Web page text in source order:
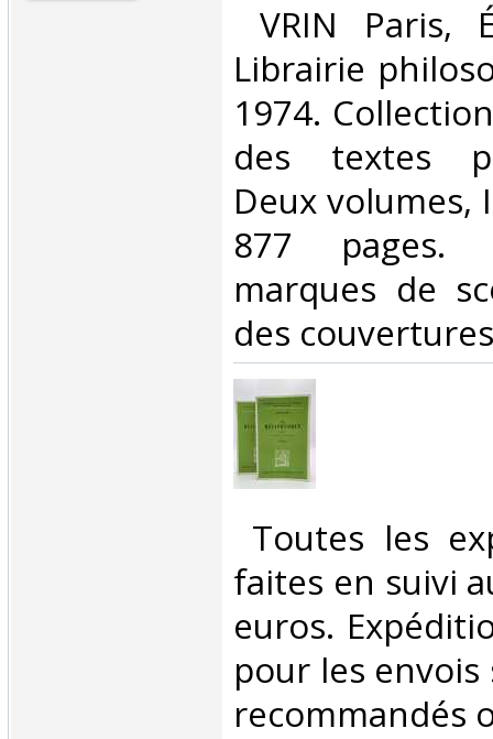
VRIN Paris,
Librairie
1974.
des textes
Deux volumes,
877 pages.
marques de
des
Toutes les
faites en suivi
euros.
pour les envois
recommandés